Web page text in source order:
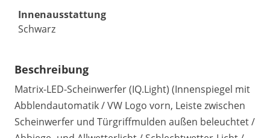
Innenausstattung
Schwarz
Beschreibung
Matrix-LED-Scheinwerfer (IQ.Light) (Innenspiegel mit
Abblendautomatik / VW Logo vorn, Leiste zwischen
Scheinwerfer und Türgriffmulden außen beleuchtet /